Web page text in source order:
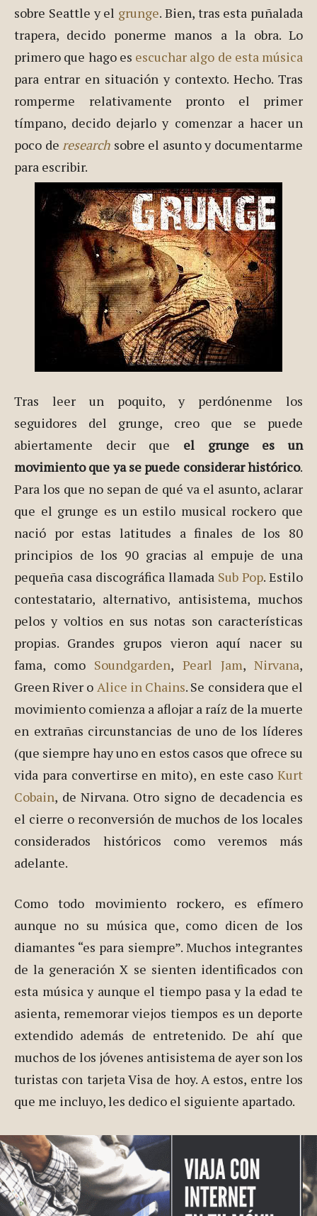
sobre Seattle y el grunge. Bien, tras esta puñalada
trapera, decido ponerme manos a la obra. Lo
primero que hago es escuchar algo de esta música
para entrar en situación y contexto. Hecho. Tras
romperme relativamente pronto el primer
tímpano, decido dejarlo y comenzar a hacer un
poco deresearch sobre el asunto y documentarme
para escribir.
Tras leer un poquito, y perdónenme los
seguidores del grunge, creo que se puede
abiertamente decir que el grunge es un
movimiento que ya se puede considerar histórico.
Para los que no sepan de qué va el asunto, aclarar
que el grunge es un estilo musical rockero que
nació por estas latitudes a finales de los 80
principios de los 90 gracias al empuje de una
pequeña casa discográfica llamada Sub Pop. Estilo
contestatario, alternativo, antisistema, muchos
pelos y voltios en sus notas son características
propias. Grandes grupos vieron aquí nacer su
fama, como Soundgarden, Pearl Jam,Nirvana,
Green River o Alice in Chains. Se considera que el
movimiento comienza a aflojar a raíz de la muerte
en extrañas circunstancias de uno de los líderes
(que siempre hay uno en estos casos que ofrece su
vida para convertirse en mito), en este caso Kurt
Cobain, de Nirvana. Otro signo de decadencia es
el cierre o reconversión de muchos de los locales
considerados históricos como veremos más
adelante.
Como todo movimiento rockero, es efímero
aunque no su música que, como dicen de los
diamantes “es para siempre”. Muchos integrantes
de la generación X se sienten identificados con
esta música y aunque el tiempo pasa y la edad te
asienta, rememorar viejos tiempos es un deporte
extendido además de entretenido. De ahí que
muchos de los jóvenes antisistema de ayer son los
turistas con tarjeta Visa de hoy. A estos, entre los
que me incluyo, les dedico el siguiente apartado.